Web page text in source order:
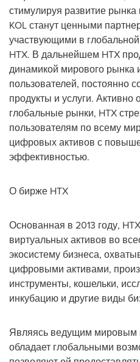
стимулируя развитие рынка
KOL станут ценными
участвующими в
HTX. В дальнейшем HTX
динамикой мирового рынка
пользователей, постоянно
продукты и услуги.
глобальные рынки, HTX
пользователям по всему
цифровых активов с
эффективностью.
О бирже HTX
Основанная в 2013 году,
виртуальных активов во
экосистему бизнеса,
цифровыми активами,
инструменты, кошельки,
инкубацию и другие виды
Являясь ведущим мировым
обладает глобальными